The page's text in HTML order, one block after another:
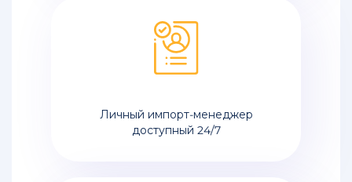
Личный импорт-менеджер
доступный 24/7